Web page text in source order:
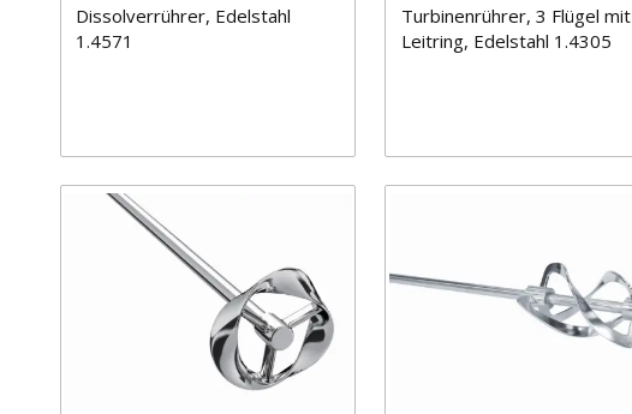
Dissolverrührer, Edelstahl
1.4571
Turbinenrührer, 3 Flügel mit
Leitring, Edelstahl 1.4305